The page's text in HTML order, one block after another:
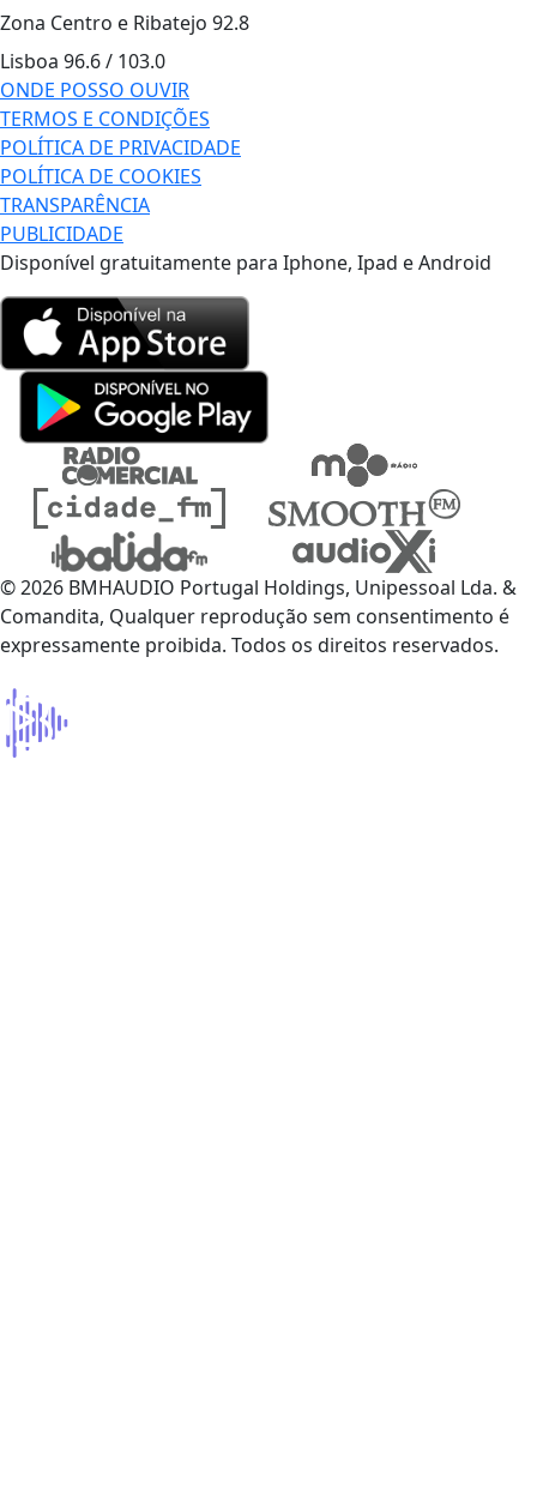
Zona Centro e Ribatejo 92.8
Lisboa 96.6 / 103.0
ONDE POSSO OUVIR
TERMOS E CONDIÇÕES
POLÍTICA DE PRIVACIDADE
POLÍTICA DE COOKIES
TRANSPARÊNCIA
PUBLICIDADE
Disponível gratuitamente para Iphone, Ipad e Android
© 2026 BMHAUDIO Portugal Holdings, Unipessoal Lda. &
Comandita, Qualquer reprodução sem consentimento é
expressamente proibida. Todos os direitos reservados.